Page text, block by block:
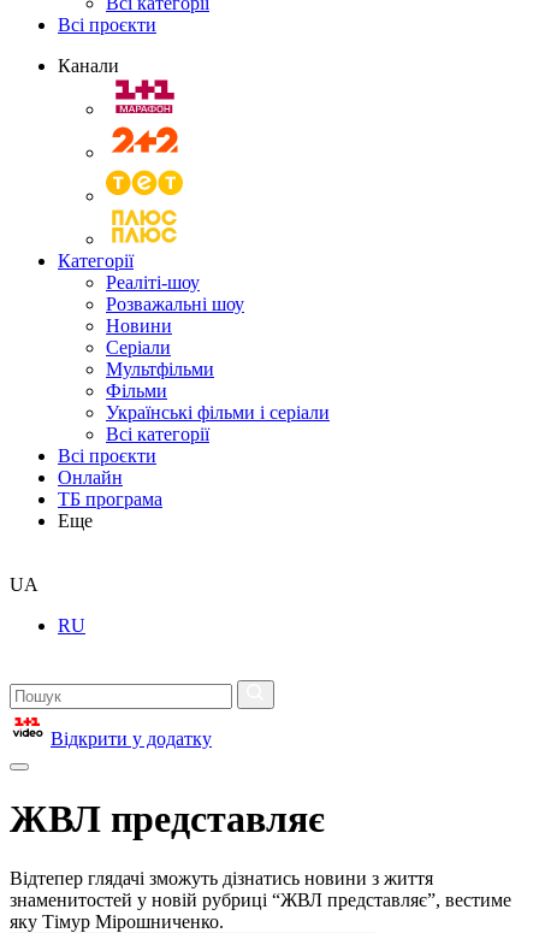
Всі проєкти
Канали
Категорії
Реаліті-шоу
Розважальні шоу
Новини
Серіали
Мультфільми
Фільми
Українські фільми і серіали
Всі категорії
Всі проєкти
Онлайн
ТБ програма
Еще
UA
RU
Відкрити у додатку
ЖВЛ представляє
Відтепер глядачі зможуть дізнатись новини з життя
знаменитостей у новій рубриці “ЖВЛ представляє”, вестиме
яку Тімур Мірошниченко.